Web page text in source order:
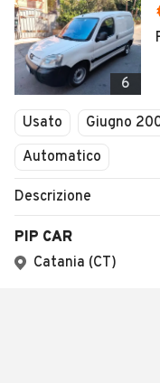
6
Usato Giugno
Automatico
Descrizione
PIP CAR
Catania (CT)